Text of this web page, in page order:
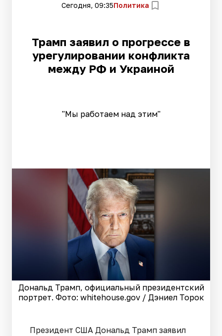
Сегодня, 09:35Политика
Трамп заявил о прогрессе в
урегулировании конфликта
между РФ и Украиной
"Мы работаем над этим"
Дональд Трамп, официальный президентский
портрет. Фото: whitehouse.gov / Дэниел Торок
Президент США Дональд Трамп заявил